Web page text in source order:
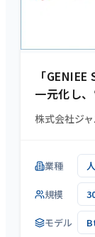
「
一元化し
株式会社ジ
業種
規模
モデル